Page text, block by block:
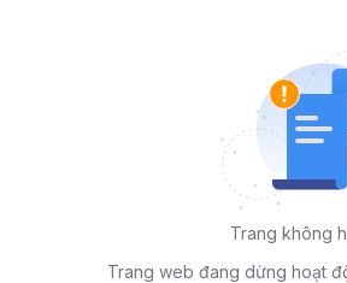
Trang không
Trang web đang dừng hoạt